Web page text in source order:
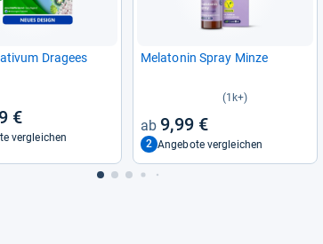
Dra­gees
€
vergleichen
Mela­to­nin Spray Minze
(1k+)
9,99 €
2 Angebote vergleichen